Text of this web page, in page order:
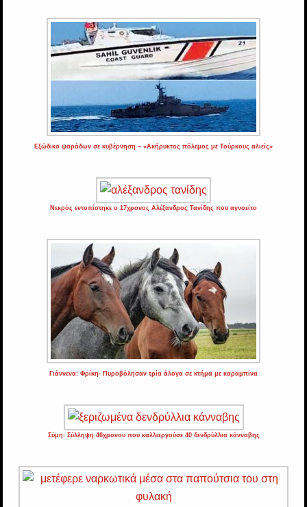
Εξώδικο ψαράδων σε κυβέρνηση – «Ακήρυκτος πόλεμος με Τούρκους αλιείς»
Νεκρός εντοπίστηκε ο 17χρονος Αλέξανδρος Τανίδης που αγνοείτο
Γιάννενα: Φρίκη- Πυροβόλησαν τρία άλογα σε κτήμα με καραμπίνα
Σύμη: Σύλληψη 46χρονου που καλλιεργούσε 40 δενδρύλλια κάνναβης